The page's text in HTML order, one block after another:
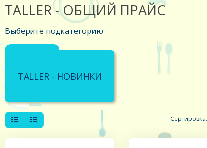
TALLER - ОБЩИЙ ПРАЙС
Выберите подкатегорию
TALLER - НОВИНКИ
Сортировка: